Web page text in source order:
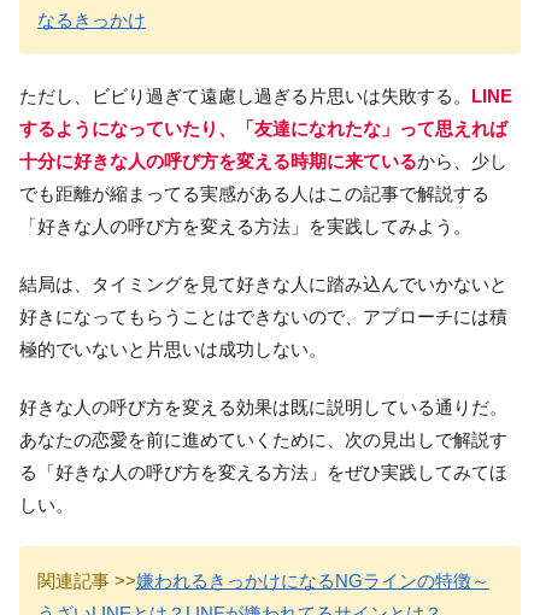
なるきっかけ
ただし、ビビり過ぎて遠慮し過ぎる片思いは失敗する。 LINE
するようになっていたり、「友達になれたな」って思えれば
十分に好きな人の呼び方を変える時期に来ているから、少し
でも距離が縮まってる実感がある人はこの記事で解説する
「好きな人の呼び方を変える方法」を実践してみよう。
結局は、タイミングを見て好きな人に踏み込んでいかないと
好きになってもらうことはできないので、アプローチには積
極的でいないと片思いは成功しない。
好きな人の呼び方を変える効果は既に説明している通りだ。
あなたの恋愛を前に進めていくために、次の見出しで解説す
る「好きな人の呼び方を変える方法」をぜひ実践してみてほ
しい。
関連記事 >>嫌われるきっかけになるNGラインの特徴～